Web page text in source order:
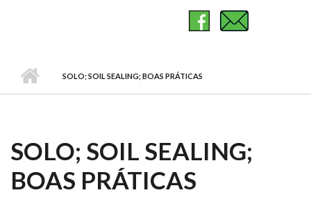
SOLO; SOIL SEALING; BOAS PRÁTICAS
SOLO; SOIL SEALING;
BOAS PRÁTICAS